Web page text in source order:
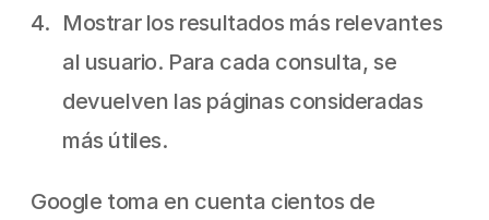
Mostrar los resultados más relevantes
al usuario. Para cada consulta, se
devuelven las páginas consideradas
más útiles.
Google toma en cuenta cientos de